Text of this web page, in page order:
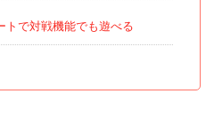
トで対戦機能でも遊べる